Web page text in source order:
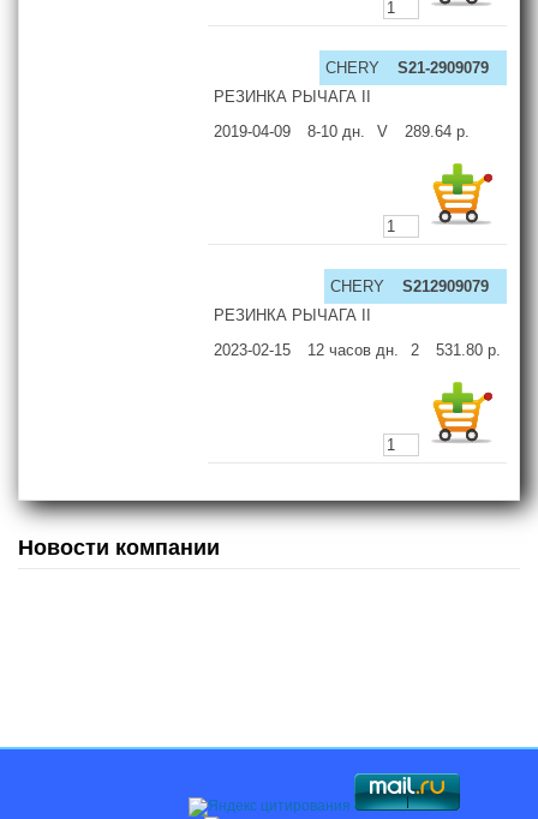
CHERY
S21-2909079
РЕЗИНКА РЫЧАГА II
2019-04-09
8-10 дн. V 289.64 р.
CHERY
S212909079
РЕЗИНКА РЫЧАГА II
2023-02-15
12 часов дн. 2 531.80 р.
Новости компании